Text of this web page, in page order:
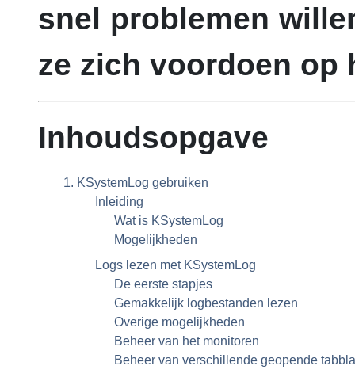
snel problemen
ze zich voordoen op
Inhoudsopgave
1. KSystemLog gebruiken
Inleiding
Wat is KSystemLog
Mogelijkheden
Logs lezen met KSystemLog
De eerste stapjes
Gemakkelijk logbestanden lezen
Overige mogelijkheden
Beheer van het monitoren
Beheer van verschillende geopende